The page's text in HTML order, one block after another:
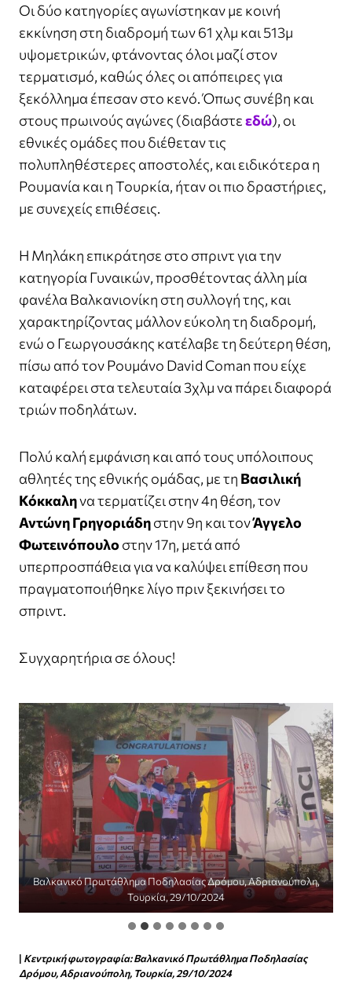
Οι δύο κατηγορίες αγωνίστηκαν με κοινή
εκκίνηση στη διαδρομή των 61 χλμ και 513μ
υψομετρικών, φτάνοντας όλοι μαζί στον
τερματισμό, καθώς όλες οι απόπειρες για
ξεκόλλημα έπεσαν στο κενό. Όπως συνέβη και
στους πρωινούς αγώνες (διαβάστεεδώ), οι
εθνικές ομάδες που διέθεταν τις
πολυπληθέστερες αποστολές, και ειδικότερα η
Ρουμανία και η Τουρκία, ήταν οι πιο δραστήριες,
με συνεχείς επιθέσεις.
Η Μηλάκη επικράτησε στο σπριντ για την
κατηγορία Γυναικών, προσθέτοντας άλλη μία
φανέλα Βαλκανιονίκη στη συλλογή της, και
χαρακτηρίζοντας μάλλον εύκολη τη διαδρομή,
ενώ ο Γεωργουσάκης κατέλαβε τη δεύτερη θέση,
πίσω από τον Ρουμάνο David Coman που είχε
καταφέρει στα τελευταία 3χλμ να πάρει διαφορά
τριών ποδηλάτων.
Πολύ καλή εμφάνιση και από τους υπόλοιπους
αθλητές της εθνικής ομάδας, με τη Βασιλική
Κόκκαληνα τερματίζει στην 4η θέση, τον
Αντώνη Γρηγοριάδηστην 9η και τονΆγγελο
Φωτεινόπουλοστην 17η, μετά από
υπερπροσπάθεια για να καλύψει επίθεση που
πραγματοποιήθηκε λίγο πριν ξεκινήσει το
σπριντ.
Συγχαρητήρια σε όλους!
Βαλκανικό Πρωτάθλημα Ποδηλασίας Δρόμου, Αδριανούπολη,
Τουρκία, 29/10/2024
| Κεντρική φωτογραφία: Βαλκανικό Πρωτάθλημα Ποδηλασίας
Δρόμου, Αδριανούπολη, Τουρκία, 29/10/2024